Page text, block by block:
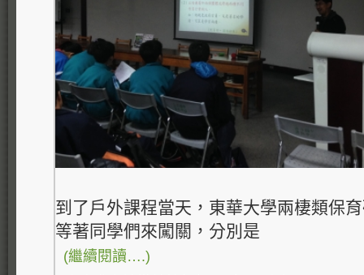
到了戶外課程當天，東華大學兩棲類保
等著同學們來闖關，分別是
(繼續閱讀….)